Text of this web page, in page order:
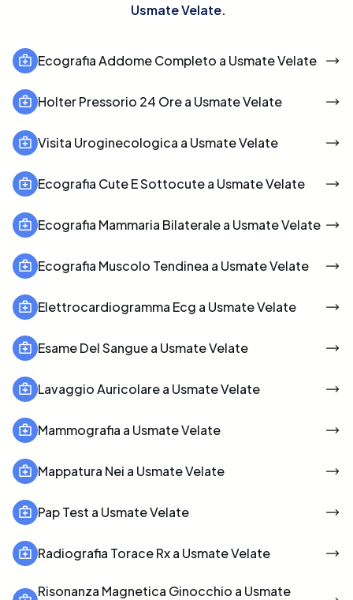
Usmate Velate.
Ecografia Addome Completo a Usmate Velate
Holter Pressorio 24 Ore a Usmate Velate
Visita Uroginecologica a Usmate Velate
Ecografia Cute E Sottocute a Usmate Velate
Ecografia Mammaria Bilaterale a Usmate Velate
Ecografia Muscolo Tendinea a Usmate Velate
Elettrocardiogramma Ecg a Usmate Velate
Esame Del Sangue a Usmate Velate
Lavaggio Auricolare a Usmate Velate
Mammografia a Usmate Velate
Mappatura Nei a Usmate Velate
Pap Test a Usmate Velate
Radiografia Torace Rx a Usmate Velate
Risonanza Magnetica Ginocchio a Usmate